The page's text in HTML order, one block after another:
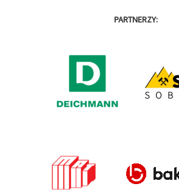
PARTNERZY: